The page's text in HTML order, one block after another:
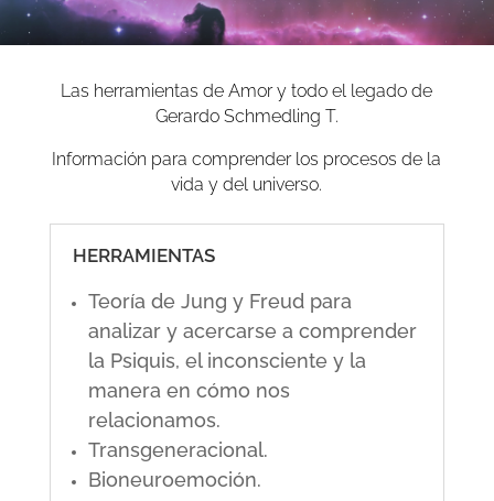
Las herramientas de Amor y todo el legado de
Gerardo Schmedling T.
Información para comprender los procesos de la
vida y del universo.
HERRAMIENTAS
Teoría de Jung y Freud para
analizar y acercarse a comprender
la Psiquis, el inconsciente y la
manera en cómo nos
relacionamos.
Transgeneracional.
Bioneuroemoción.